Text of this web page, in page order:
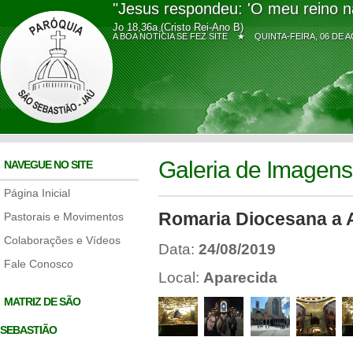
"Jesus respondeu: 'O meu reino
Jo 18,36a (Cristo Rei-Ano B)
A BOA NOTÍCIA SE FEZ SITE ★QUINTA-FEIRA, 06 DE
NAVEGUE NO SITE
Página Inicial
Pastorais e Movimentos
Colaborações e Vídeos
Fale Conosco
MATRIZ DE SÃO
SEBASTIÃO
Galeria de Imagens
Romaria Diocesana a
Data: 24/08/2019
Local: Aparecida